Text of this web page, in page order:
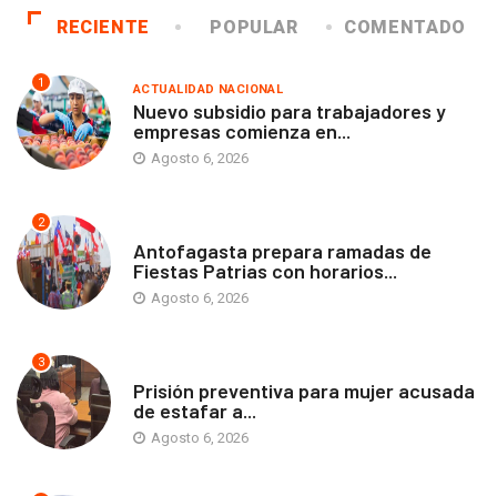
RECIENTE POPULAR COMENTADO
1 ACTUALIDAD NACIONAL
Nuevo subsidio para trabajadores y
empresas comienza en...
Agosto 6, 2026
2
Antofagasta prepara ramadas de
Fiestas Patrias con horarios...
Agosto 6, 2026
3
Prisión preventiva para mujer acusada
de estafar a...
Agosto 6, 2026